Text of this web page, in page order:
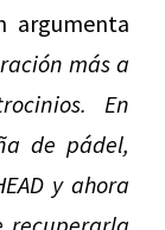
argumenta
más a
En
de pádel,
y ahora